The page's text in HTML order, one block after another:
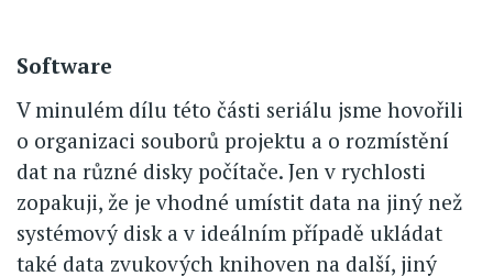
Software
V minulém dílu této části seriálu jsme hovořili
o organizaci souborů projektu a o rozmístění
dat na různé disky počítače. Jen v rychlosti
zopakuji, že je vhodné umístit data na jiný než
systémový disk a v ideálním případě ukládat
také data zvukových knihoven na další, jiný